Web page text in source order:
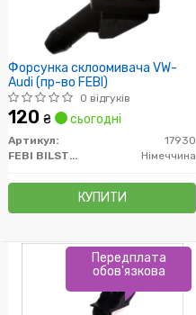
Форсунка склоомивача VW-
Audi (пр-во FEBI)
0 відгуків
120 ₴ сьогодні
Артикул:
17930
FEBI BILSTEIN
Німеччина
КУПИТИ
Передплата
обов'язкова